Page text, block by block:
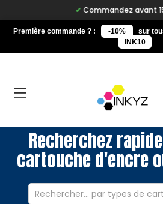
Commandez avant
Première commande ? : -10%
sur
INK10
Recherchez
cartouche d'encre